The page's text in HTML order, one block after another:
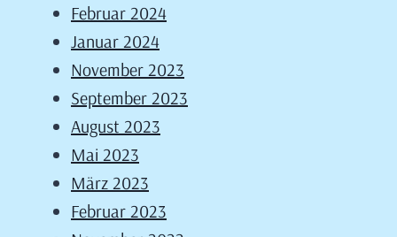
Februar 2024
Januar 2024
November 2023
September 2023
August 2023
Mai 2023
März 2023
Februar 2023